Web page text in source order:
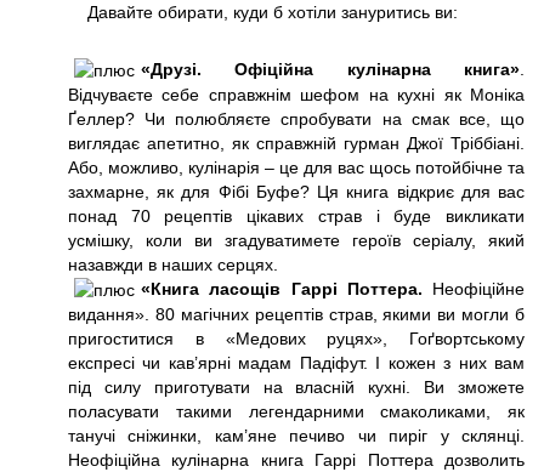
Давайте обирати, куди б хотіли зануритись ви:
«Друзі. Офіційна кулінарна книга»
Відчуваєте себе справжнім шефом на кухні як Моніка
Ґеллер? Чи полюбляєте спробувати на смак все, що
виглядає апетитно, як справжній гурман Джої Тріббіані.
Або, можливо, кулінарія – це для вас щось потойбічне та
захмарне, як для Фібі Буфе? Ця книга відкриє для вас
понад 70 рецептів цікавих страв і буде викликати
усмішку, коли ви згадуватимете героїв серіалу, який
назавжди в наших серцях.
«Книга ласощів Гаррі Поттера. Неофіційне
видання». 80 магічних рецептів страв, якими ви могли б
пригоститися в «Медових руцях», Гоґвортському
експресі чи кав’ярні мадам Падіфут. І кожен з них вам
під силу приготувати на власній кухні. Ви зможете
поласувати такими легендарними смаколиками, як
танучі сніжинки, кам’яне печиво чи пиріг у склянці.
Неофіційна кулінарна книга Гаррі Поттера дозволить